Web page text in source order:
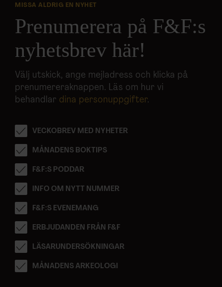
MISSA ALDRIG EN NYHET
Prenumerera på F&F:s
nyhetsbrev här!
Välj utskick, ange mejladress och klicka på
prenumereraknappen. Läs om hur vi
behandlar dina personuppgifter.
VECKOBREV MED NYHETER
MÅNADENS BOKTIPS
F&F:S PODDAR
INFO OM NYTT NUMMER
F&F:S EVENEMANG
ERBJUDANDEN FRÅN F&F
LÄSARUNDERSÖKNINGAR
MÅNADENS ARKEOLOGI